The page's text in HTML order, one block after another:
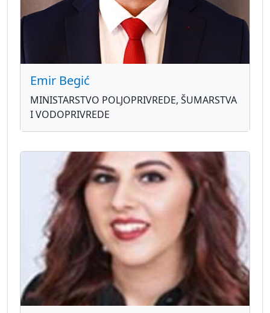
Emir Begić
MINISTARSTVO POLJOPRIVREDE, ŠUMARSTVA
I VODOPRIVREDE